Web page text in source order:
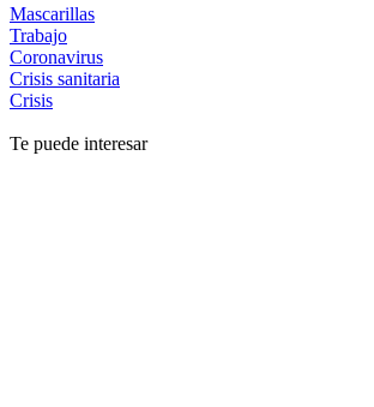
Mascarillas
Trabajo
Coronavirus
Crisis sanitaria
Crisis
Te puede interesar